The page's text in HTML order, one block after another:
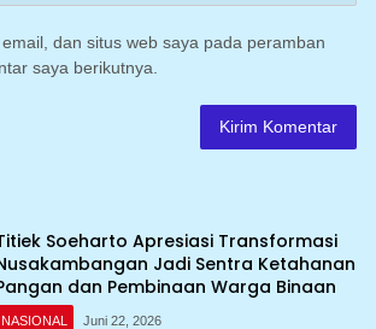
dan situs web saya pada peramban
saya berikutnya.
Soeharto Apresiasi Transformasi
Jadi Sentra Ketahanan
dan Pembinaan Warga Binaan
NASIONAL Juni 22, 2026